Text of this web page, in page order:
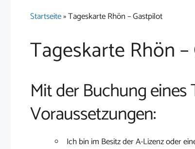
Startseite»Tageskarte Rhön – Gastpilot
Tageskarte Rhön
Mit der Buchung
Voraussetzungen:
Ich bin im Besitz der A-Lizenz oder